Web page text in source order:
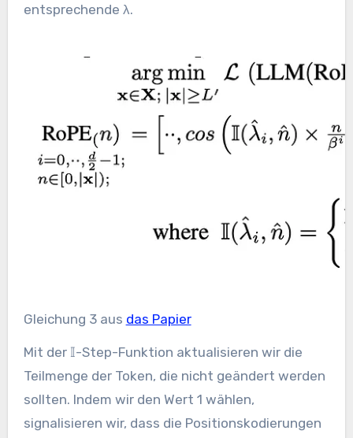
entsprechende λ.
Gleichung 3 aus das Papier
Mit der 𝕀-Step-Funktion aktualisieren wir die
Teilmenge der Token, die nicht geändert werden
sollten. Indem wir den Wert 1 wählen,
signalisieren wir, dass die Positionskodierungen